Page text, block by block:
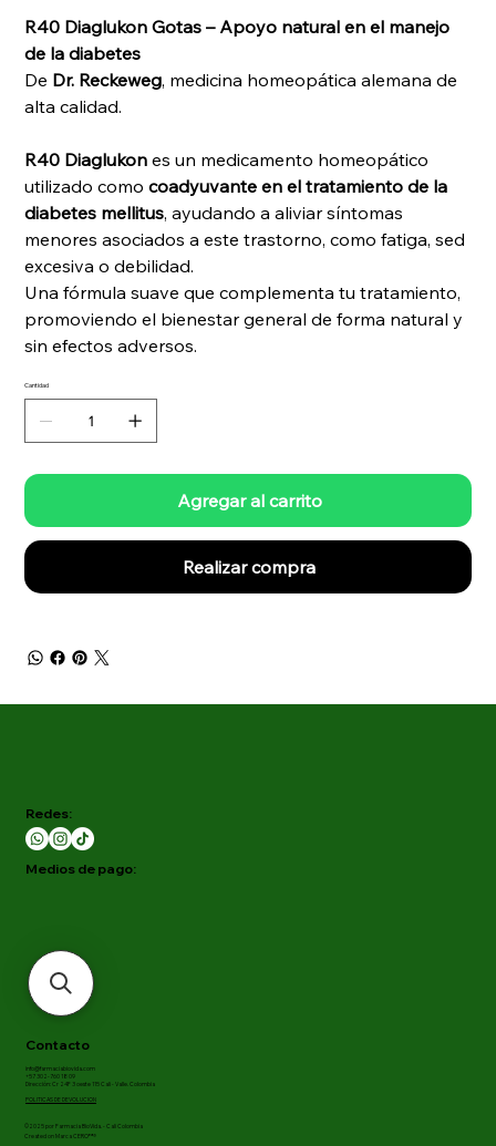
R40 Diaglukon Gotas – Apoyo natural en el manejo
de la diabetes
De Dr. Reckeweg, medicina homeopática alemana de
alta calidad.
R40 Diaglukon es un medicamento homeopático
utilizado comocoadyuvante en el tratamiento de la
diabetes mellitus, ayudando a aliviar síntomas
menores asociados a este trastorno, como fatiga, sed
excesiva o debilidad.
Una fórmula suave que complementa tu tratamiento,
promoviendo el bienestar general de forma natural y
sin efectos adversos.
Cantidad
Agregar al carrito
Realizar compra
Contacto
info@farmaciabiovida.com
+57 302-760 18 09
Dirección: Cr 24F 3 oeste 115 Cali - Valle. Colombia
POLITICAS DE DEVOLUCION
Redes:
Medios de pago:
©2025 por Farmacia BioVida. - Cali Colombia
Created on Marca CERO™®